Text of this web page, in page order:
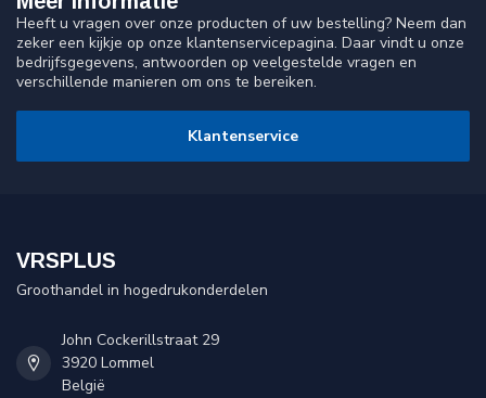
Heeft u vragen over onze producten of uw bestelling? Neem dan
zeker een kijkje op onze klantenservicepagina. Daar vindt u onze
bedrijfsgegevens, antwoorden op veelgestelde vragen en
verschillende manieren om ons te bereiken.
Klantenservice
VRSPLUS
Groothandel in hogedrukonderdelen
John Cockerillstraat 29
3920 Lommel
België